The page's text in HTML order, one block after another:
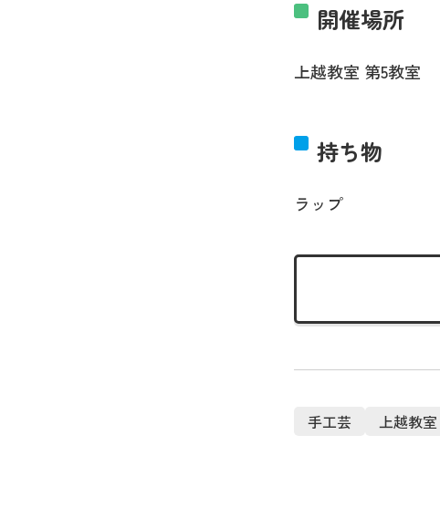
開催場所
上越教室 第5教室
持ち物
ラップ
手工芸 上越教室